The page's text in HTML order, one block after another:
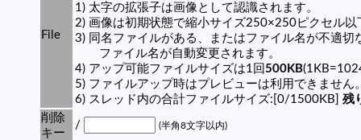
File
1) 太字の拡張子は画像として認識されます。
2) 画像は初期状態で縮小サイズ250×250ピクセル以
3) 同名ファイルがある、またはファイル名が不適切
ファイル名が自動変更されます。
4) アップ可能ファイルサイズは1回 500KB
5) ファイルアップ時はプレビューは利用できません
6) スレッド内の合計ファイルサイズ:[0/1500KB] 残
削除
キー
/ (半角8文字以内)